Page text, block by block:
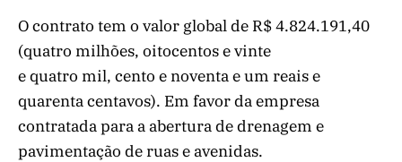
O contrato tem o valor global de R$ 4.824.191,40
(quatro milhões, oitocentos e vinte
e quatro mil, cento e noventa e um reais e
quarenta centavos). Em favor da empresa
contratada para a abertura de drenagem e
pavimentação de ruas e avenidas.